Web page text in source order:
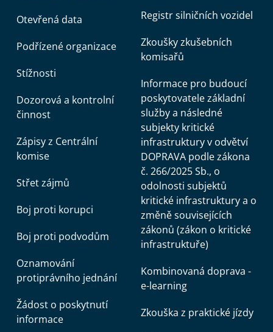
Otevřená data
Podřízené organizace
Stížnosti
Dozorová a kontrolní
činnost
Zápisy z Centrální
komise
Střet zájmů
Boj proti korupci
Boj proti podvodům
Oznamování
protiprávního jednání
Žádost o poskytnutí
informace
Registr silničních vozidel
Zkoušky zkušebních
komisařů
Informace pro budoucí
poskytovatele základní
služby a následné
subjekty kritické
infrastruktury v odvětví
DOPRAVA podle zákona
č. 266/2025 Sb., o
odolnosti subjektů
kritické infrastruktury a o
změně souvisejících
zákonů (zákon o kritické
infrastruktuře)
Kombinovaná doprava -
e-learning
Zkouška z praktické jízdy